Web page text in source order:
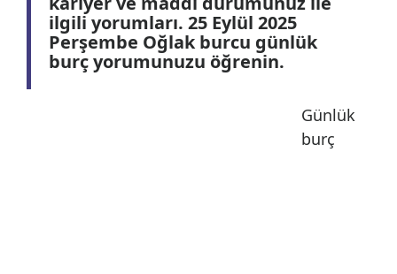
ilgili yorumları. 25 Eylül 2025
Perşembe Oğlak burcu günlük
burç yorumunuzu öğrenin.
Günlük
burç